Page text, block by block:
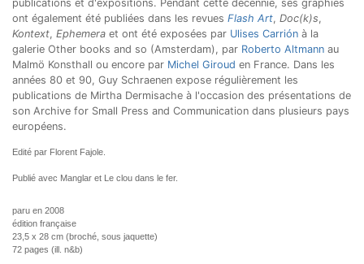
publications et d'expositions. Pendant cette décennie, ses graphies
ont également été publiées dans les revues Flash Art, Doc(k)s,
Kontext, Ephemera et ont été exposées par Ulises Carrión à la
galerie Other books and so (Amsterdam), par Roberto Altmann au
Malmö Konsthall ou encore par Michel Giroud en France. Dans les
années 80 et 90, Guy Schraenen expose régulièrement les
publications de Mirtha Dermisache à l'occasion des présentations de
son Archive for Small Press and Communication dans plusieurs pays
européens.
Edité par Florent Fajole.
Publié avec Manglar et Le clou dans le fer.
paru en 2008
édition française
23,5 x 28 cm (broché, sous jaquette)
72 pages (ill. n&b)